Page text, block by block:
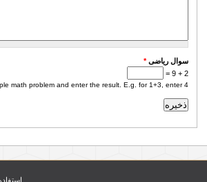
سوال ریاضی*
2 + 9 =
math problem and enter the result. E.g. for 1+3, enter 4.